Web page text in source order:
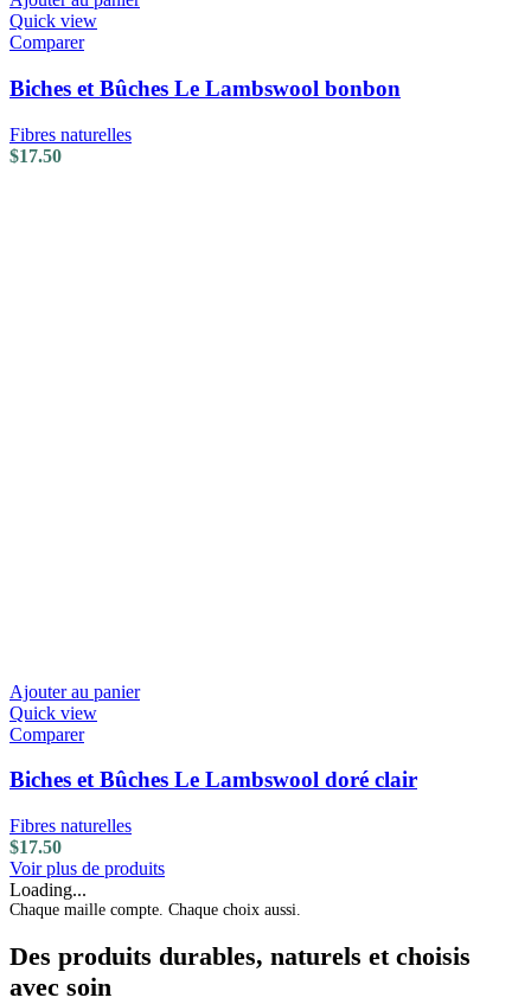
Quick view
Comparer
Biches et Bûches Le Lambswool bonbon
Fibres naturelles
$17.50
Ajouter au panier
Quick view
Comparer
Biches et Bûches Le Lambswool doré clair
Fibres naturelles
$17.50
Voir plus de produits
Loading...
Chaque maille compte. Chaque choix aussi.
Des produits durables, naturels et choisis
avec soin